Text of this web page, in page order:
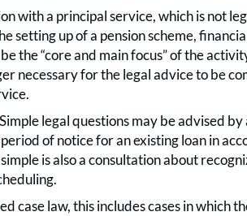
with a principal service, which is not
setting up of a pension scheme,
the “core and main focus” of the
necessary for the legal advice to be
legal questions may be advised
of notice for an existing loan in
is also a consultation about
case law, this includes cases in which